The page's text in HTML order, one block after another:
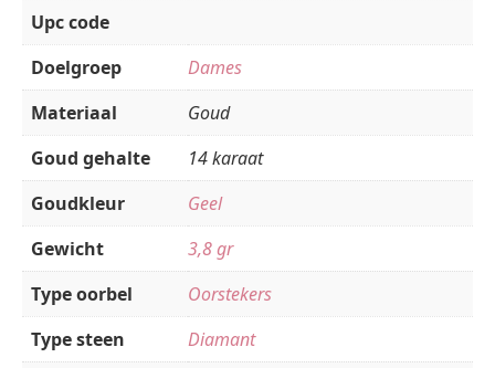
Upc code
Doelgroep
Dames
Materiaal
Goud
Goud gehalte
14 karaat
Goudkleur
Geel
Gewicht
3,8 gr
Type oorbel
Oorstekers
Type steen
Diamant